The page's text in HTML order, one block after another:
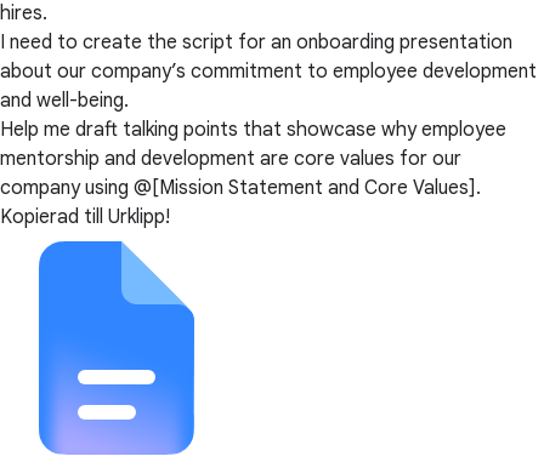
hires.
I need to create the script for an onboarding presentation
about our company’s commitment to employee development
and well-being.
Help me draft talking points that showcase why employee
mentorship and development are core values for our
company using @[Mission Statement and Core Values].
Kopierad till Urklipp!